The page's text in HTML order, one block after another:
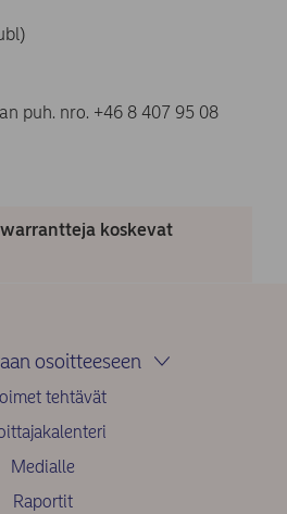
puh. nro. +46 8 407 95 08
koskevat
osoitteeseen
tehtävät
Medialle
Raportit